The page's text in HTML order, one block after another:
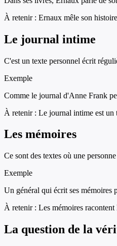
À retenir : Ernaux mêle son
Le journal intime
C'est un texte personnel écrit
Exemple
Comme le journal d'Anne Frank
À retenir : Le journal intime est un
Les mémoires
Ce sont des textes où une
Exemple
Un général qui écrit ses mémoires
À retenir : Les mémoires
La question de la